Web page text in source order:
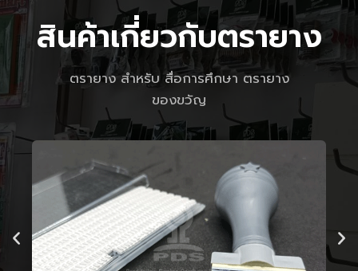
สินค้าเกี่ยวกับตรายาง
ตรายาง สำหรับ สื่อการศึกษา ตรายาง
ของขวัญ